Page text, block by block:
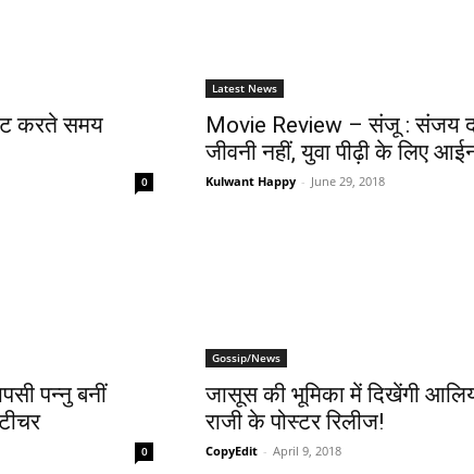
करते समय
0
Latest News
Movie Review – संजू : संजय
जीवनी नहीं, युवा पीढ़ी के लिए
Kulwant Happy - June 29, 2018
पन्नु बनीं
0
Gossip/News
जासूस की भूमिका में दिखेंगी
राजी के पोस्टर रिलीज!
CopyEdit - April 9, 2018